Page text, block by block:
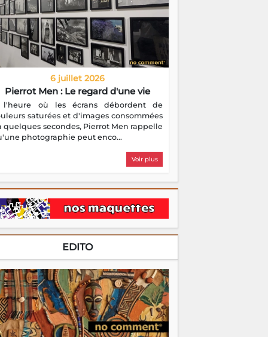
6 juillet 2026
Pierrot Men : Le regard d'une vie
l'heure où les écrans débordent de
saturées et d'images consommées
quelques secondes, Pierrot Men rappelle
photographie peut enco...
Voir plus
EDITO